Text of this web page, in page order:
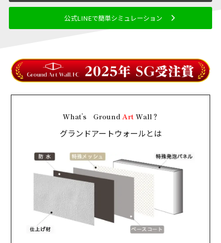
公式LINEで簡単シミュレーション
What’s Ground ArtWall？
グランドアートウォールとは